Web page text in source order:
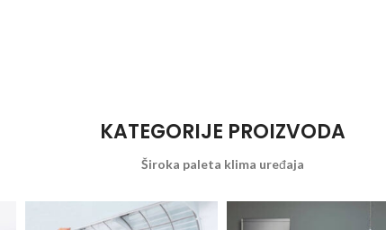
KATEGORIJE PROIZVODA
Široka paleta klima uređaja